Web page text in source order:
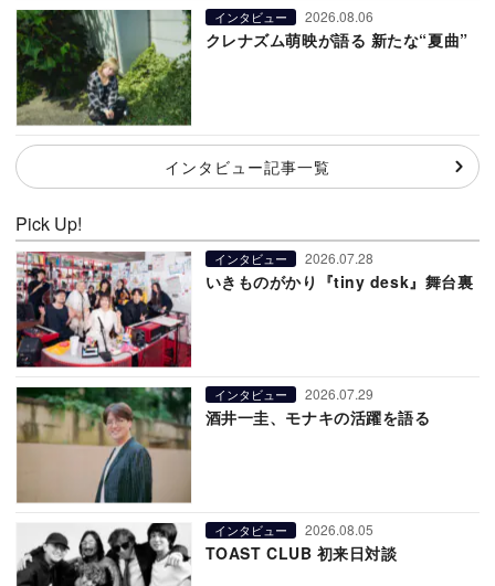
インタビュー 2026.08.06
クレナズム萌映が語る 新たな“夏曲”
インタビュー記事一覧
Pick Up!
インタビュー 2026.07.28
いきものがかり『tiny desk』舞台裏
インタビュー 2026.07.29
酒井一圭、モナキの活躍を語る
インタビュー 2026.08.05
TOAST CLUB 初来日対談